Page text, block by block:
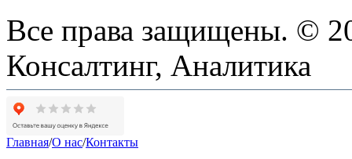
Все права защищены. ©
Консалтинг, Аналитика
Главная/О нас/Контакты